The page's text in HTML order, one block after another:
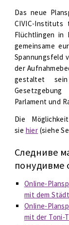
Das neue
CIVIC-
Flüchtlingen in
gemeinsame
Spannungsfeld
der
gestaltet
Parlament und
Die
sie hier (siehe
Следниве
понудивме
Online-
mit dem
Online-
mit der Toni-